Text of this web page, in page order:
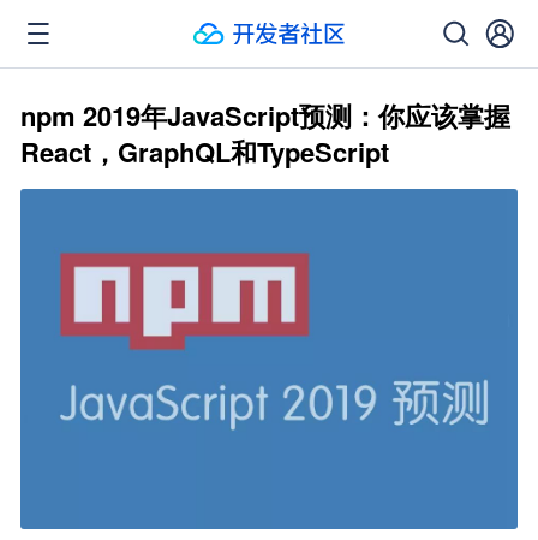
npm 2019年JavaScript预测：你应该掌握
React，GraphQL和TypeScript